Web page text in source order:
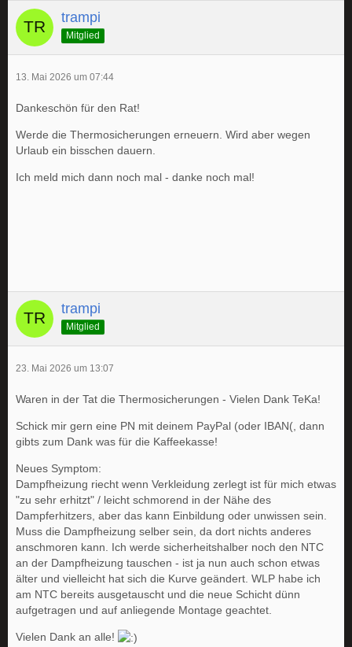
trampi
Mitglied
13. Mai 2026 um 07:44
Dankeschön für den Rat!
Werde die Thermosicherungen erneuern. Wird aber wegen
Urlaub ein bisschen dauern.
Ich meld mich dann noch mal - danke noch mal!
trampi
Mitglied
23. Mai 2026 um 13:07
Waren in der Tat die Thermosicherungen - Vielen Dank TeKa!
Schick mir gern eine PN mit deinem PayPal (oder IBAN(, dann
gibts zum Dank was für die Kaffeekasse!
Neues Symptom:
Dampfheizung riecht wenn Verkleidung zerlegt ist für mich etwas
"zu sehr erhitzt" / leicht schmorend in der Nähe des
Dampferhitzers, aber das kann Einbildung oder unwissen sein.
Muss die Dampfheizung selber sein, da dort nichts anderes
anschmoren kann. Ich werde sicherheitshalber noch den NTC
an der Dampfheizung tauschen - ist ja nun auch schon etwas
älter und vielleicht hat sich die Kurve geändert. WLP habe ich
am NTC bereits ausgetauscht und die neue Schicht dünn
aufgetragen und auf anliegende Montage geachtet.
Vielen Dank an alle!